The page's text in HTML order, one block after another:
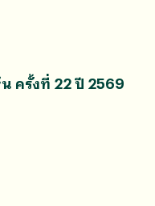
ครั้งที่ 22 ปี 2569